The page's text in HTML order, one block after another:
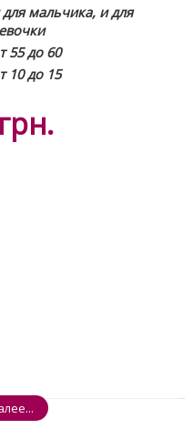
для мальчика, и для
55 до 60
10 до 15
грн.